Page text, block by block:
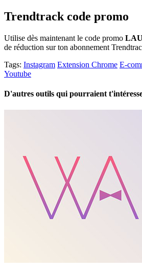
Trendtrack code promo
Utilise dès maintenant le code promo
de réduction sur ton abonnement
Tags: Instagram Extension Chrome E-
Youtube
D'autres outils qui pourraient